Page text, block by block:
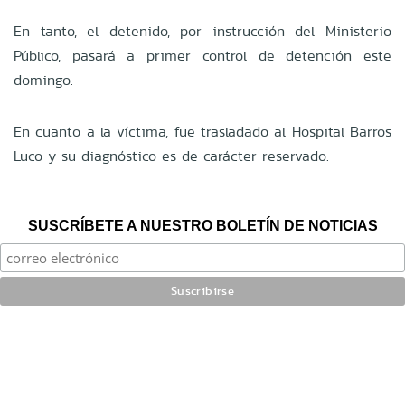
En tanto, el detenido, por instrucción del Ministerio
Público, pasará a primer control de detención este
domingo.
En cuanto a la víctima, fue trasladado al Hospital Barros
Luco y su diagnóstico es de carácter reservado.
SUSCRÍBETE A NUESTRO BOLETÍN DE NOTICIAS